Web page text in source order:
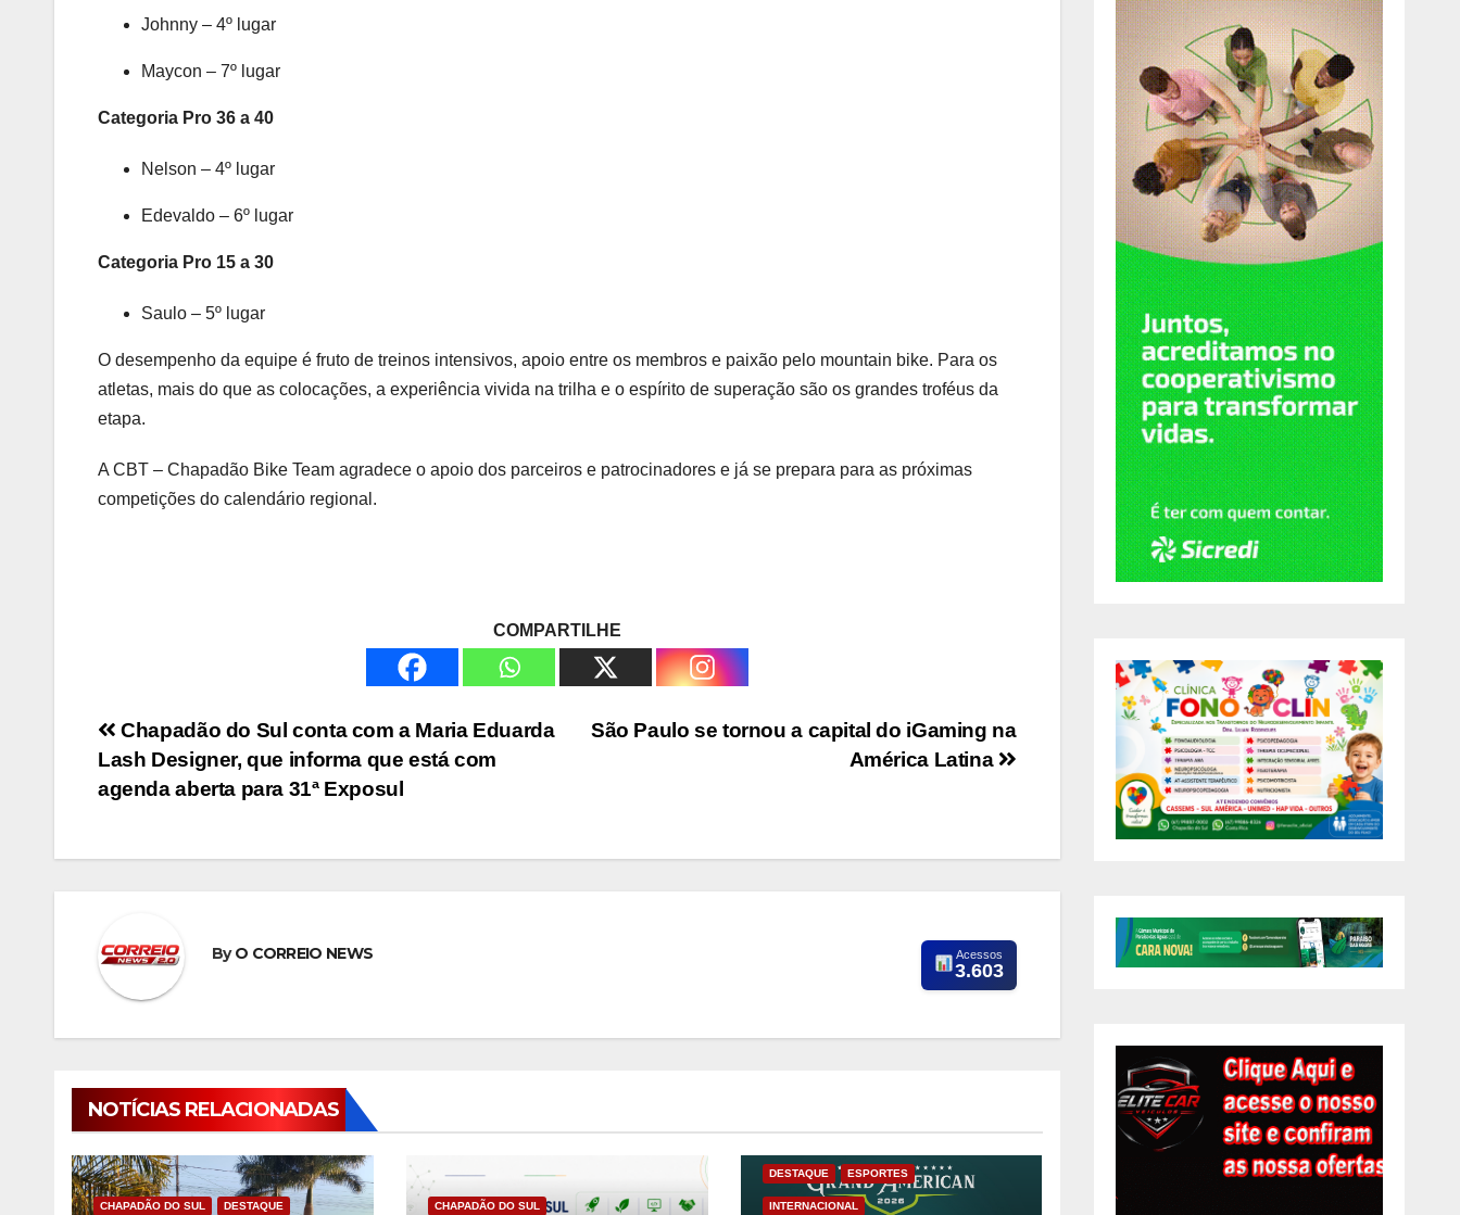
Johnny – 4º lugar
Maycon – 7º lugar
Categoria Pro 36 a 40
Nelson – 4º lugar
Edevaldo – 6º lugar
Categoria Pro 15 a 30
Saulo – 5º lugar
O desempenho da equipe é fruto de treinos intensivos, apoio entre os membros e paixão pelo mountain bike. Para os
atletas, mais do que as colocações, a experiência vivida na trilha e o espírito de superação são os grandes troféus da
etapa.
A CBT – Chapadão Bike Team agradece o apoio dos parceiros e patrocinadores e já se prepara para as próximas
competições do calendário regional.
COMPARTILHE
Navegação
de
São Paulo se tornou a capital do iGaming na
América Latina
Chapadão do Sul conta com a Maria Eduarda
Lash Designer, que informa que está com
agenda aberta para 31ª Exposul
ByO CORREIO NEWS Acessos
3.603
NOTÍCIAS RELACIONADAS
CHAPADÃO DO SUL DESTAQUE CHAPADÃO DO SUL
DESTAQUE ESPORTES
INTERNACIONAL